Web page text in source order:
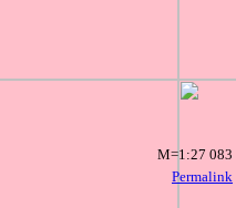
Permalink
M=1:27 083